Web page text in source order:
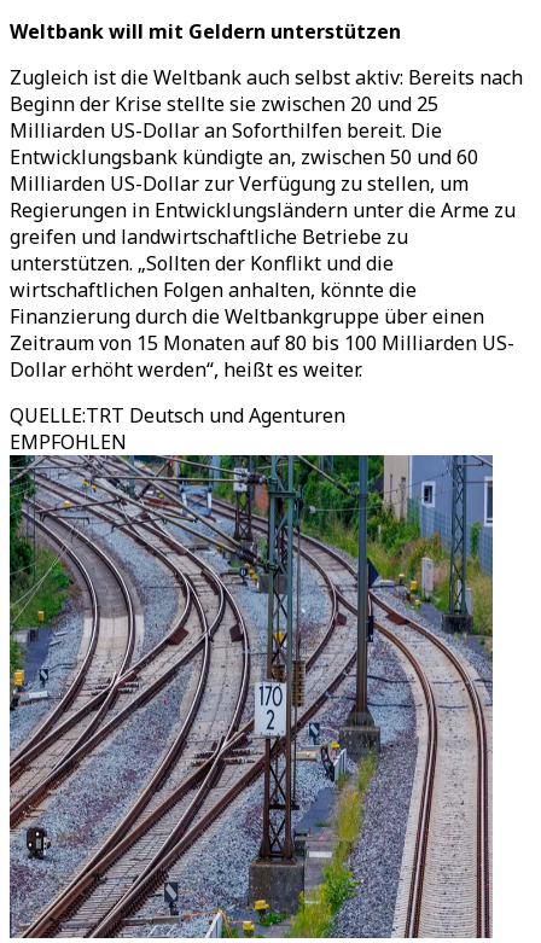
Weltbank will mit Geldern unterstützen
Zugleich ist die Weltbank auch selbst aktiv: Bereits nach
Beginn der Krise stellte sie zwischen 20 und 25
Milliarden US-Dollar an Soforthilfen bereit. Die
Entwicklungsbank kündigte an, zwischen 50 und 60
Milliarden US-Dollar zur Verfügung zu stellen, um
Regierungen in Entwicklungsländern unter die Arme zu
greifen und landwirtschaftliche Betriebe zu
unterstützen. „Sollten der Konflikt und die
wirtschaftlichen Folgen anhalten, könnte die
Finanzierung durch die Weltbankgruppe über einen
Zeitraum von 15 Monaten auf 80 bis 100 Milliarden US-
Dollar erhöht werden“, heißt es weiter.
QUELLE:TRT Deutsch und Agenturen
EMPFOHLEN